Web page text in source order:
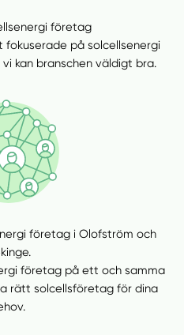
företag
fokuserade på solcellsenergi
kan branschen väldigt bra.
företag i Olofström och
företag på ett och samma
rätt solcellsföretag för dina